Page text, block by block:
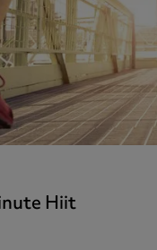
Strength
Hiit